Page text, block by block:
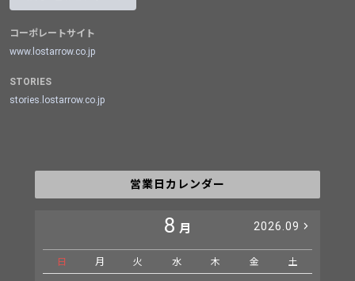
コーポレートサイト
www.lostarrow.co.jp
STORIES
stories.lostarrow.co.jp
営業日カレンダー
8 月 2026.09
日 月 火 水 木 金 土